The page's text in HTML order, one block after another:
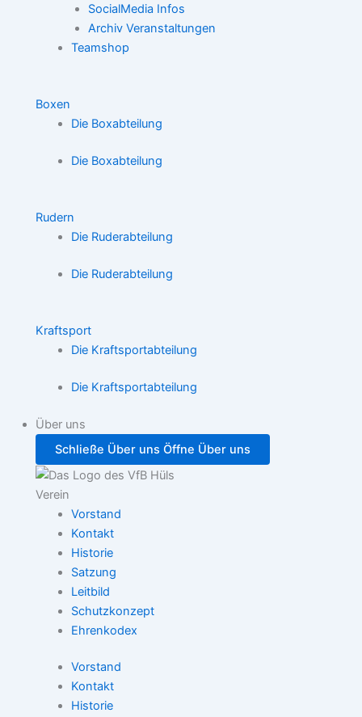
SocialMedia Infos
Archiv Veranstaltungen
Teamshop
Boxen
Die Boxabteilung
Die Boxabteilung
Rudern
Die Ruderabteilung
Die Ruderabteilung
Kraftsport
Die Kraftsportabteilung
Die Kraftsportabteilung
Über uns
Schließe Über uns Öffne Über uns
Verein
Vorstand
Kontakt
Historie
Satzung
Leitbild
Schutzkonzept
Ehrenkodex
Vorstand
Kontakt
Historie